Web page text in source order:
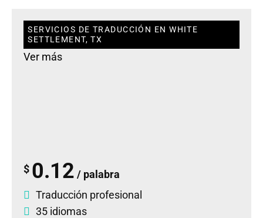
SERVICIOS DE TRADUCCIÓN EN WHITE
SETTLEMENT, TX
Ver más
$ 0.12 / palabra
Traducción profesional
35 idiomas